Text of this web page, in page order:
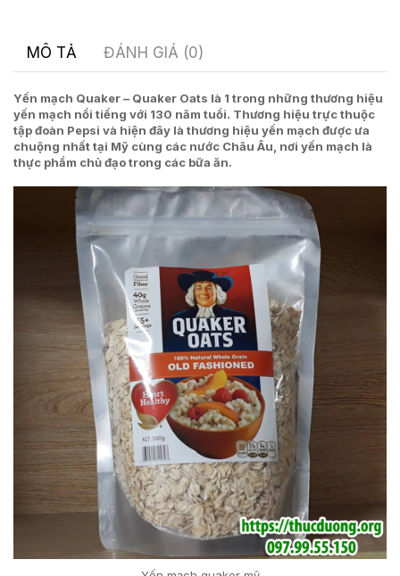
MÔ TẢ ĐÁNH GIÁ (0)
Yến mạch Quaker – Quaker Oats là 1 trong những thương hiệu
yến mạch nổi tiếng với 130 năm tuổi. Thương hiệu trực thuộc
tập đoàn Pepsi và hiện đây là thương hiệu yến mạch được ưa
chuộng nhất tại Mỹ cùng các nước Châu Âu, nơi yến mạch là
thực phẩm chủ đạo trong các bữa ăn.